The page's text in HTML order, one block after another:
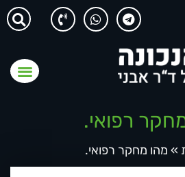
רפואי.
» מהו מחקר רפואי.